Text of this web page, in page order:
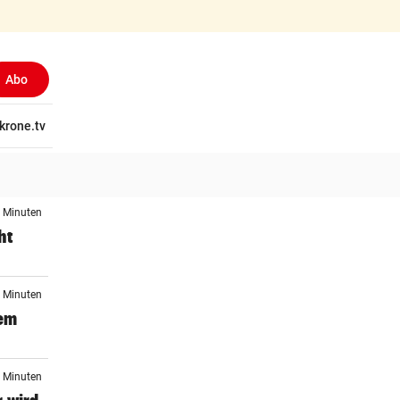
Abo
krone.tv
Minuten
Minuten
Minuten